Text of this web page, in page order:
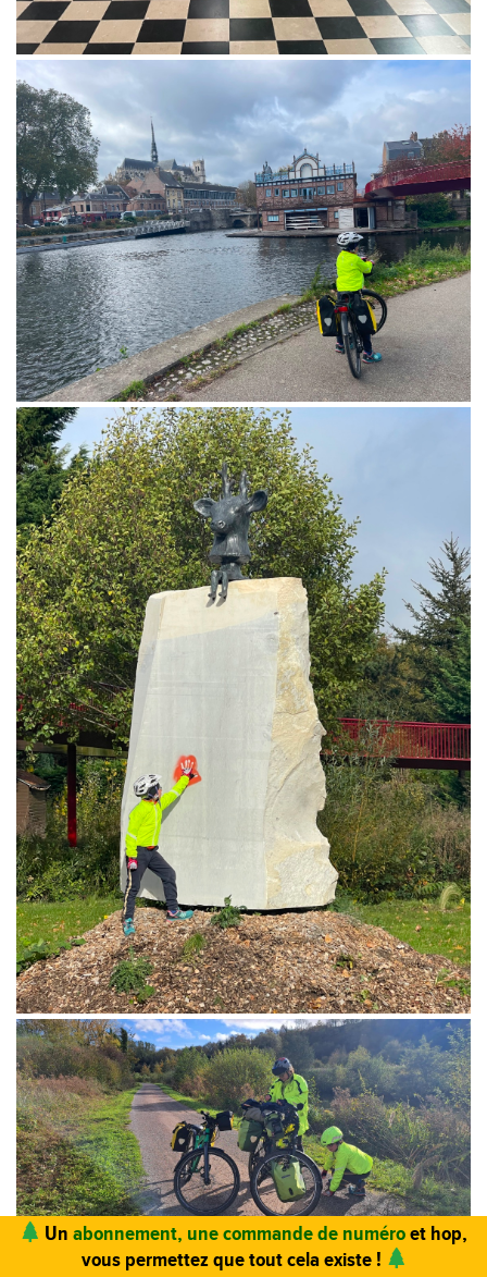
Vous trouvez ce site utile ? Vous aimez le magazine ?